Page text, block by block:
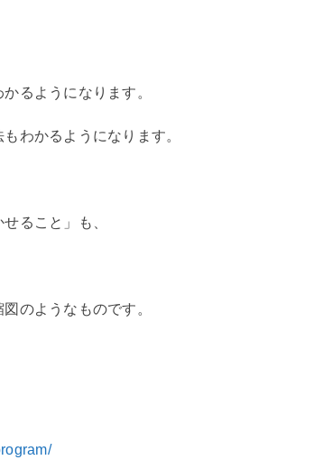
るようになります。
わかるようになります。
ること」も、
のようなものです。